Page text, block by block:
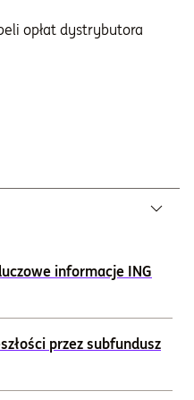
opłat dystrybutora
informacje ING
przez subfundusz